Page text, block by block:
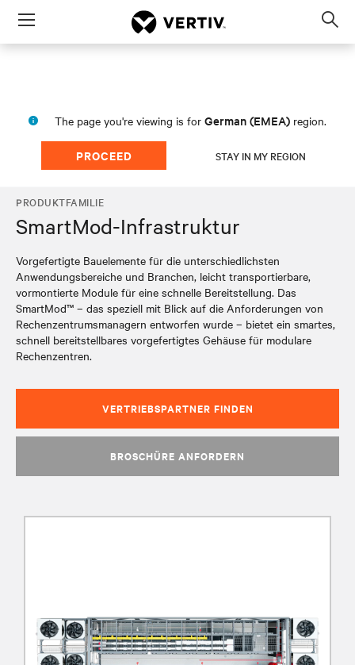
Menu
The page you're viewing is for German (EMEA) region.
PROCEED STAY IN MY REGION
PRODUKTFAMILIE
SmartMod-Infrastruktur
Vorgefertigte Bauelemente für die unterschiedlichsten
Anwendungsbereiche und Branchen, leicht transportierbare,
vormontierte Module für eine schnelle Bereitstellung. Das
SmartMod™ – das speziell mit Blick auf die Anforderungen von
Rechenzentrumsmanagern entworfen wurde – bietet ein smartes,
schnell bereitstellbares vorgefertigtes Gehäuse für modulare
Rechenzentren.
VERTRIEBSPARTNER FINDEN
BROSCHÜRE ANFORDERN